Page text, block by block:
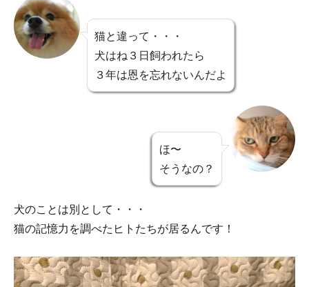
猫と違って・・・
犬はね３日飼われたら
３年は恩を忘れないんだよ
ほ〜
そうなの？
犬のことは別として・・・
猫の記憶力を調べたヒトたちが居るんです！